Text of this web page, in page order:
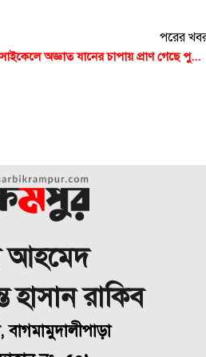
পরের
মুন্সিগঞ্জে মহাসড়কে মোটরসাইকেলে অজ্ঞাত যানের চাপায় প্রাণ গেছে পুলিশ সদস্যের
আহমেদ
হাসান রাকিব
বাগমামুদালীপাড়া